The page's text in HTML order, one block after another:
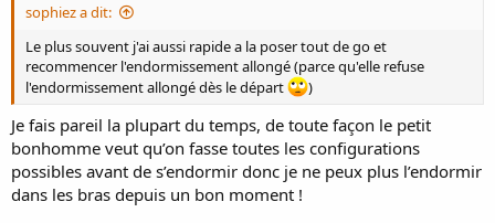
sophiez a dit:
Le plus souvent j'ai aussi rapide a la poser tout de go et
recommencer l'endormissement allongé (parce qu'elle refuse
l'endormissement allongé dès le départ
)
Je fais pareil la plupart du temps, de toute façon le petit
bonhomme veut qu’on fasse toutes les configurations
possibles avant de s’endormir donc je ne peux plus l’endormir
dans les bras depuis un bon moment !